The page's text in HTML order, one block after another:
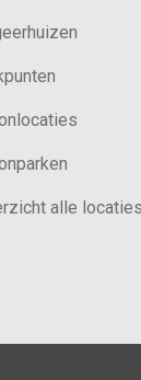
alle locaties